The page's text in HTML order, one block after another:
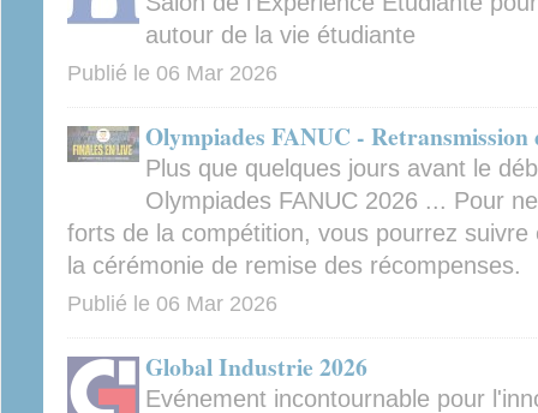
autour de la vie étudiante
Publié le 06 Mar 2026
Olympiades FANUC - Retransmission
Plus que quelques jours avant le
Olympiades FANUC 2026 ... Pour
forts de la compétition, vous pourrez
la cérémonie de remise des récompenses.
Publié le 06 Mar 2026
Global Industrie 2026
Evénement incontournable pour